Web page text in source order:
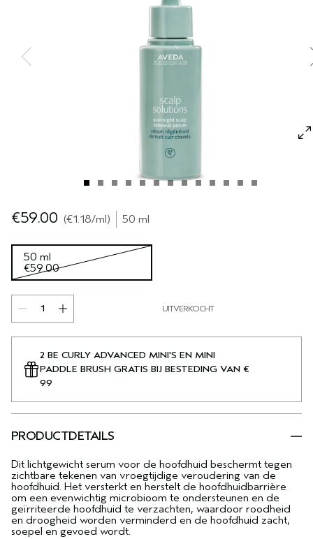
ALLE COLLECTIES
€59.00 €1.18/ml 50 ml
50 ml
€59.00
UITVERKOCHT
2 BE CURLY ADVANCED MINI'S EN MINI
PADDLE BRUSH GRATIS BIJ BESTEDING VAN €
99
PRODUCTDETAILS
Dit lichtgewicht serum voor de hoofdhuid beschermt tegen
zichtbare tekenen van vroegtijdige veroudering van de
hoofdhuid. Het versterkt en herstelt de hoofdhuidbarrière
om een evenwichtig microbioom te ondersteunen en de
geïrriteerde hoofdhuid te verzachten, waardoor roodheid
en droogheid worden verminderd en de hoofdhuid zacht,
soepel en gevoed wordt.